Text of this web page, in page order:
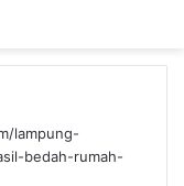
lampung-
bedah-rumah-